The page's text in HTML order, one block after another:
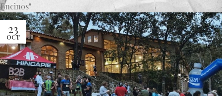
Encinos"
23
OCT